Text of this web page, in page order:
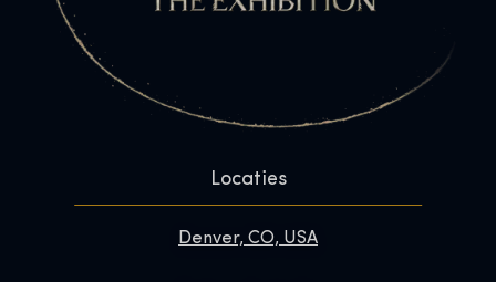
Locaties
Denver, CO, USA